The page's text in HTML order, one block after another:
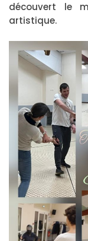
découvert le
artistique.